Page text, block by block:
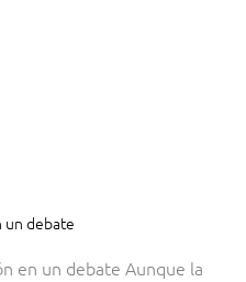
un debate
en un debate Aunque la